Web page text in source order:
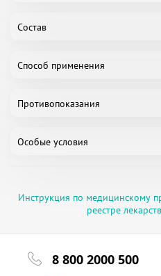
Состав
Способ применения
Противопоказания
Особые условия
Инструкция по медицинскому
реестре
8 800 2000 500